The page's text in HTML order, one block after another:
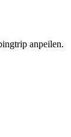
anpeilen.